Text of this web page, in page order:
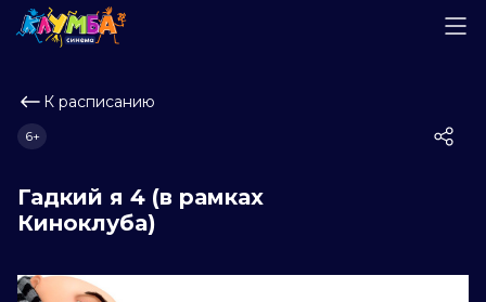
К расписанию
Гадкий я 4 (в рамках
Киноклуба)
6+